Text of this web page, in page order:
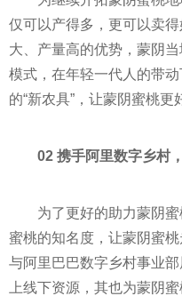
仅可以产得多，更可以卖
大、产量高的优势，蒙阴
模式，在年轻一代人的带
的“新农具”，让蒙阴蜜桃更
02 携手阿里数字乡村
为了更好的助力蒙阴
蜜桃的知名度，让蒙阴蜜
与阿里巴巴数字乡村事业
上线下资源，其也为蒙阴